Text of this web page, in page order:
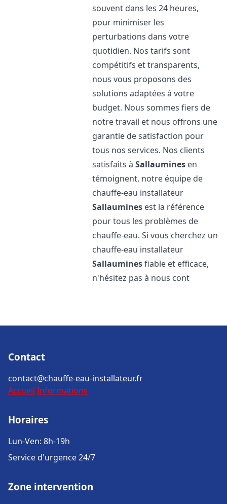
souvent dans les 24 heures,
pour minimiser les
perturbations dans votre
quotidien. Nos tarifs sont
compétitifs et transparents,
nous vous proposons des
solutions adaptées à votre
budget. Nous sommes fiers de
notre travail et nous offrons une
garantie de satisfaction pour
tous nos services. Nos clients
satisfaits àSallaumines en
témoignent, notre équipe de
chauffe-eau installateur
Sallaumines est la référence
pour tous les problèmes de
chauffe-eau. Si vous cherchez un
chauffe-eau installateur
Sallauminesfiable et efficace,
n'hésitez pas à nous cont
Contact
contact@chauffe-eau-installateur.fr
Accueil Informations
Horaires
Lun-Ven: 8h-19h
Service d'urgence 24/7
Zone intervention